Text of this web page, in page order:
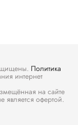
Политика
интернет
на сайте
является офертой.